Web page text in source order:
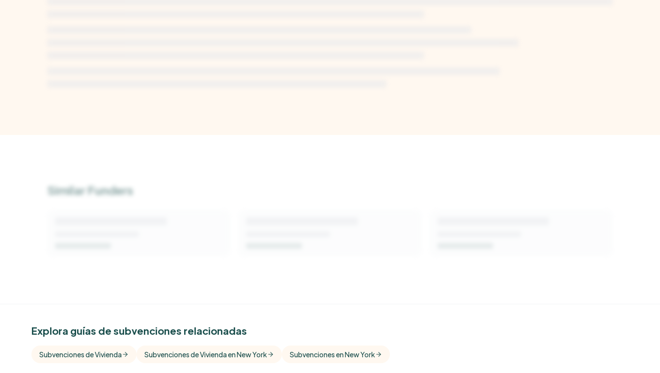
insights into this funder's giving patterns, decision-makers,
and fit signals.
Similar Funders
See Similar Funders
with foundations that share this funder's focus areas and
Explora guías de subvenciones relacionadas
Subvenciones de Vivienda Subvenciones de Vivienda en New York Subvenciones en New York